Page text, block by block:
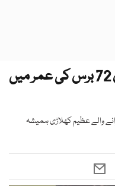
دنیائے فٹبال کے نامور کھلاڑی 72 برس کی عمر میں
دلوانے والے عظیم کھلاڑی ہمیشہ